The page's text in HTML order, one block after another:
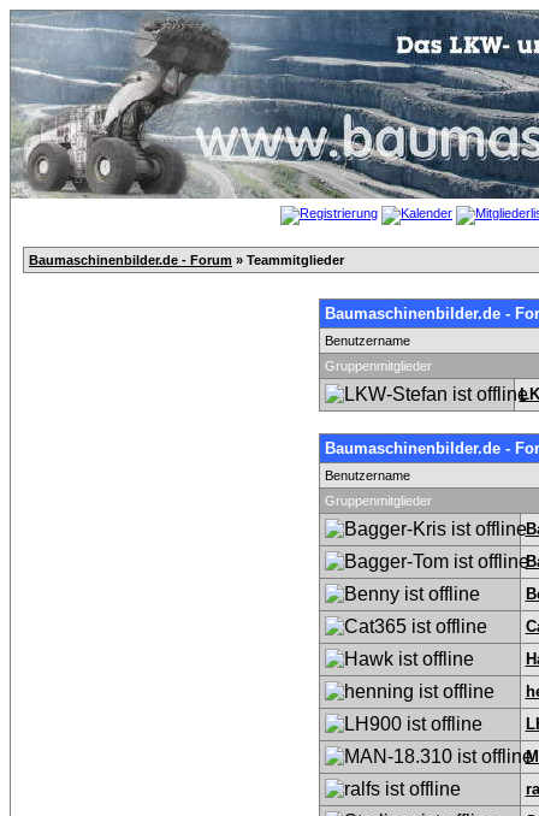
Baumaschinenbilder.de - Forum » Teammitglieder
Baumaschinenbilder.de -
Benutzername
Gruppenmitglieder
Baumaschinenbilder.de -
Benutzername
Gruppenmitglieder